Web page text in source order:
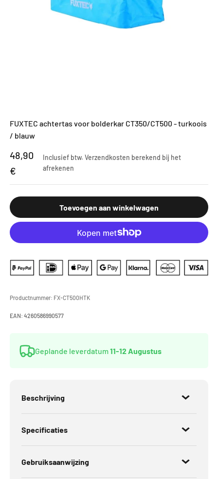
FUXTEC achtertas voor bolderkar CT350/CT500 - turkoois
/ blauw
Aanbiedingsprijs
48,90
€
Inclusief btw. Verzendkosten berekend bij het
afrekenen
Toevoegen aan winkelwagen
Productnummer: FX-CT500HTK
EAN: 4260586990577
Geplande leverdatum11-12 Augustus
Beschrijving
Specificaties
Gebruiksaanwijzing